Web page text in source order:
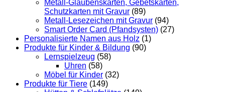
Metall-Glaubenskarten, Gebetskarten,
Schutzkarten mit Gravur (89)
Metall-Lesezeichen mit Gravur (94)
Smart Order Card (Pfandsysten) (27)
Personalisierte Namen aus Holz (1)
Produkte für Kinder & Bildung (90)
Lernspielzeug (58)
Uhren (58)
Möbel für Kinder (32)
Produkte für Tiere (149)